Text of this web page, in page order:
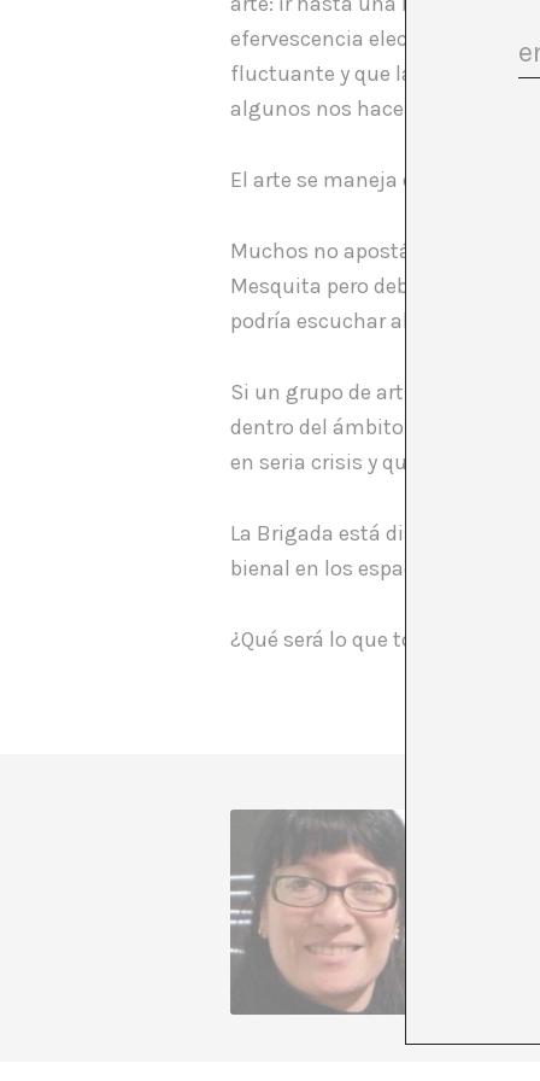
efervescencia eleccionaria
fluctuante y que la discusión
algunos nos hacemos es: si es
El arte se maneja en un
Muchos no apostábamos a
Mesquita pero deberemos
podría escuchar al mundo del
Si un grupo de artistas,
dentro del ámbito del arte
en seria crisis y que desde el
La Brigada está diseñando
bienal en los espacios
¿Qué será lo que todavía no se